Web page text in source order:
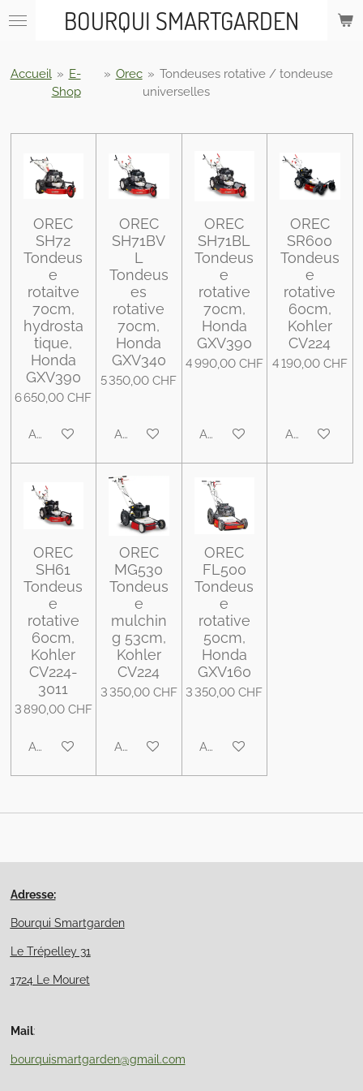
Passer
principal
BOURQUI SMARTGARDEN
Accueil » E-
Shop
» Orec » Tondeuses rotative / tondeuse
universelles
OREC
SH72
Tondeus
e
rotaitve
70cm,
hydrosta
tique,
Honda
GXV390
6 650,00 CHF
Ajouter au panier
OREC
SH71BV
L
Tondeus
es
rotative
70cm,
Honda
GXV340
5 350,00 CHF
Ajouter au panier
OREC
SH71BL
Tondeus
e
rotative
70cm,
Honda
GXV390
4 990,00 CHF
Ajouter au panier
OREC
SR600
Tondeus
e
rotative
60cm,
Kohler
CV224
4 190,00 CHF
Ajouter au
OREC
SH61
Tondeus
e
rotative
60cm,
Kohler
CV224-
3011
3 890,00 CHF
Ajouter au panier
OREC
MG530
Tondeus
e
mulchin
g 53cm,
Kohler
CV224
3 350,00 CHF
Ajouter au panier
OREC
FL500
Tondeus
e
rotative
50cm,
Honda
GXV160
3 350,00 CHF
Ajouter au panier
Adresse:
Bourqui Smartgarden
Le Trépelley 31
1724 Le Mouret
Mail:
bourquismartgarden@gmail.com